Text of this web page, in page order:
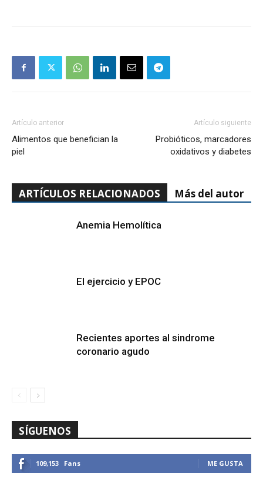
Artículo anterior
Alimentos que benefician la
piel
Artículo siguiente
Probióticos, marcadores
oxidativos y diabetes
ARTÍCULOS RELACIONADOS Más del autor
Anemia Hemolítica
El ejercicio y EPOC
Recientes aportes al sindrome
coronario agudo
SÍGUENOS
109,153 Fans ME GUSTA